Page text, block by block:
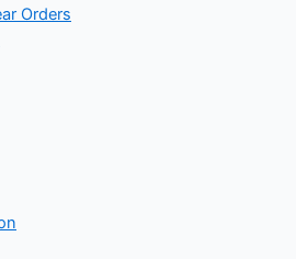
Orders